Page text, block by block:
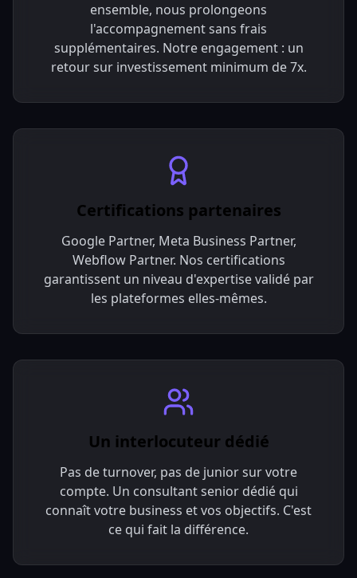
ensemble, nous prolongeons
l'accompagnement sans frais
supplémentaires. Notre engagement : un
retour sur investissement minimum de 7x.
Certifications partenaires
Google Partner, Meta Business Partner,
Webflow Partner. Nos certifications
garantissent un niveau d'expertise validé par
les plateformes elles-mêmes.
Un interlocuteur dédié
Pas de turnover, pas de junior sur votre
compte. Un consultant senior dédié qui
connaît votre business et vos objectifs. C'est
ce qui fait la différence.